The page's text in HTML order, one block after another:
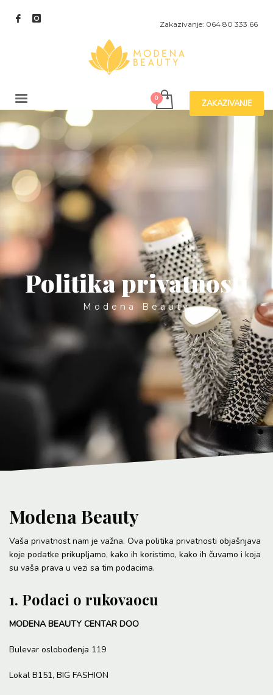
Zakazivanje: 064 80 333 66
ZAKAZIVANJE
Politika privatnosti
Modena Beauty
Modena Beauty
Vaša privatnost nam je važna. Ova politika privatnosti objašnjava
koje podatke prikupljamo, kako ih koristimo, kako ih čuvamo i koja
su vaša prava u vezi sa tim podacima.
1. Podaci o rukovaocu
MODENA BEAUTY CENTAR DOO
Bulevar oslobođenja 119
Lokal B151, BIG FASHION